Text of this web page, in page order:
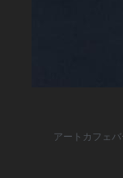
アートカフェバ